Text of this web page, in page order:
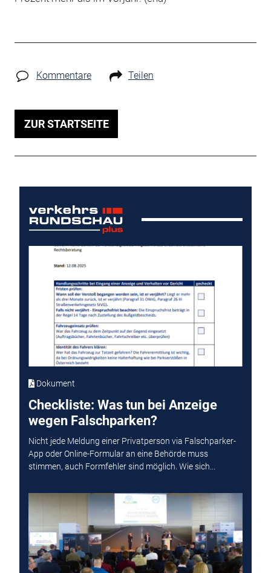
Kommentare Teilen
ZUR STARTSEITE
Dokument
Checkliste: Was tun bei Anzeige
wegen Falschparken?
Nicht jede Meldung einer Privatperson via Falschparker-
App oder Online-Formular an eine Behörde muss
stimmen, auch Formfehler sind möglich. Wie sich...